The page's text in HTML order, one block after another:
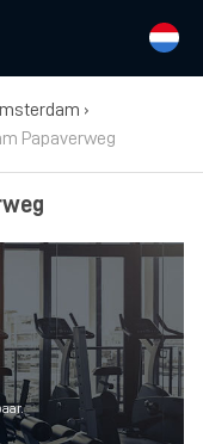
›
Papaverweg